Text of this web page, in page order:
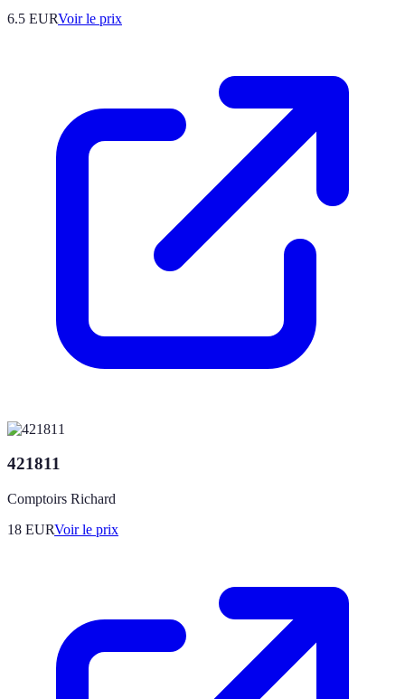
6.5 EURVoir le prix
421811
Comptoirs Richard
18 EURVoir le prix